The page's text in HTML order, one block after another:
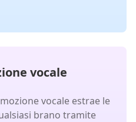
vocale
vocale estrae le
brano tramite